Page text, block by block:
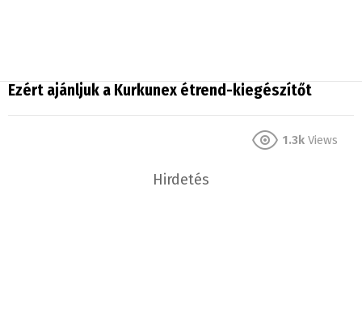
Ezért ajánljuk a Kurkunex étrend-kiegészítőt
1.3k Views
Hirdetés